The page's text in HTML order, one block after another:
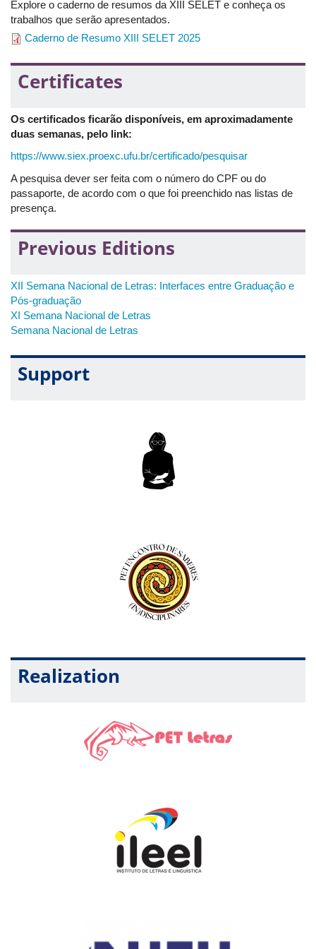
concepções de ensino orientam suas práticas. O debate será
ancorado também nas ideias de Paulo Freire, especialmente
quanto à centralidade da relação pedagógica e ao entendimento
(2021), discutiremos ainda as múltiplas dimensões do trabalho
docente: pessoal, impessoal, interpessoal e transpessoal. Ao
busca valorizar os encontros entre teoria e prática por meio de
fundamentos teóricos combinados com exercícios de escuta,
memória e análise.
Data:19 de agosto de 2025
Horário:8h30 às 11h30
Local:Auditório do 5OB da Universidade Federal de Uberlândia
Inscrições: https://forms.gle/aDq1zotRbNgLe9mg7
Intermidialidade – diálogos entre literatura,
música, cinema e quadrinhos
conceito de intermidialidade, explorando como diferentes mídias
– especialmente literatura, música, cinema e quadrinhos –
dialogam, se transformam e se recriam mutuamente. A partir de
abordagens teóricas e de exemplos práticos, o curso discutirá
as relações entre formas artísticas, refletindo sobre as
intermidialidade na cultura contemporânea. O minicurso
Explore o caderno de resumos da XIII SELET e conheça os
trabalhos que serão apresentados.
Caderno de Resumo XIII SELET 2025
Certificates
Os certificados ficarão disponíveis, em aproximadamente
duas semanas, pelo link:
https://www.siex.proexc.ufu.br/certificado/pesquisar
A pesquisa dever ser feita com o número do CPF ou do
passaporte, de acordo com o que foi preenchido nas listas de
presença.
Previous Editions
XII Semana Nacional de Letras: Interfaces entre Graduação e
Pós-graduação
XI Semana Nacional de Letras
Semana Nacional de Letras
Support
Realization